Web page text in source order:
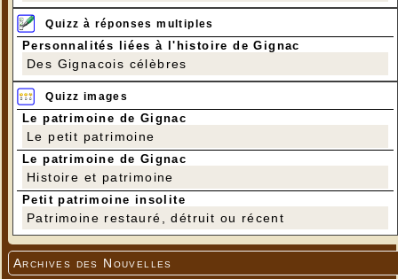
Quizz à réponses multiples
Personnalités liées à l'histoire de Gignac
Des Gignacois célèbres
Quizz images
Le patrimoine de Gignac
Le petit patrimoine
Le patrimoine de Gignac
Histoire et patrimoine
Petit patrimoine insolite
Patrimoine restauré, détruit ou récent
Archives des Nouvelles